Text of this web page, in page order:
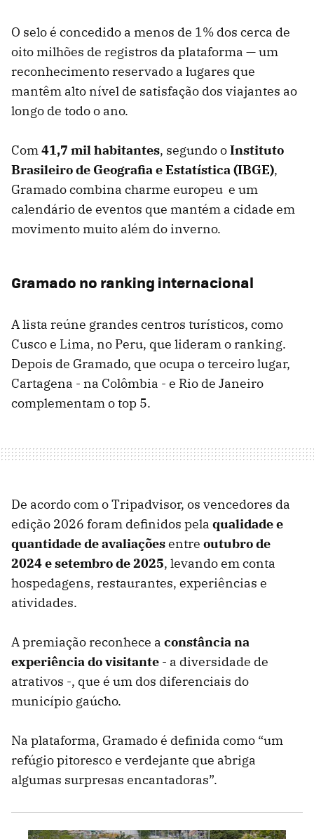
O selo é concedido a menos de 1% dos cerca de
oito milhões de registros da plataforma — um
reconhecimento reservado a lugares que
mantêm alto nível de satisfação dos viajantes ao
longo de todo o ano.
Com41,7 mil habitantes, segundo oInstituto
Brasileiro de Geografia e Estatística (IBGE),
Gramado combina charme europeu e um
calendário de eventos que mantém a cidade em
movimento muito além do inverno.
Gramado no ranking internacional
A lista reúne grandes centros turísticos, como
Cusco e Lima, no Peru, que lideram o ranking.
Depois de Gramado, que ocupa o terceiro lugar,
Cartagena - na Colômbia - e Rio de Janeiro
complementam o top 5.
De acordo com o Tripadvisor, os vencedores da
edição 2026 foram definidos pela qualidade e
quantidade de avaliaçõesentre outubro de
2024 e setembro de 2025, levando em conta
hospedagens, restaurantes, experiências e
atividades.
A premiação reconhece a constância na
experiência do visitante - a diversidade de
atrativos -, que é um dos diferenciais do
município gaúcho.
Na plataforma, Gramado é definida como “um
refúgio pitoresco e verdejante que abriga
algumas surpresas encantadoras”.